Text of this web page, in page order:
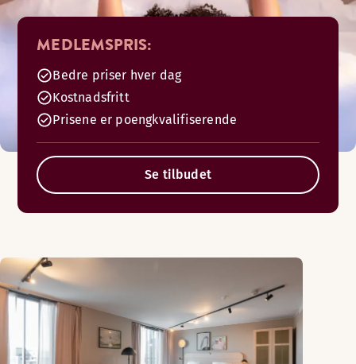
MEDLEMSPRIS:
Bedre priser hver dag
Kostnadsfritt
Prisene er poengkvalifiserende
Se tilbudet